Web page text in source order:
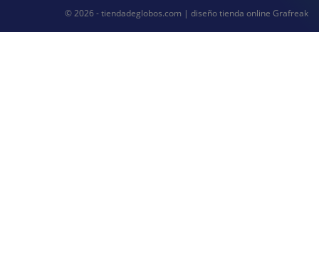
© 2026 - tiendadeglobos.com | diseño tienda online Grafreak